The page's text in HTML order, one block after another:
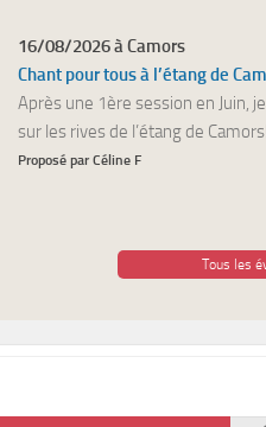
16/08/2026 à Camors
Chant pour tous à l’étang de
Après une 1ère session en Juin,
sur les rives de l’étang de
Proposé par Céline F
Tous les